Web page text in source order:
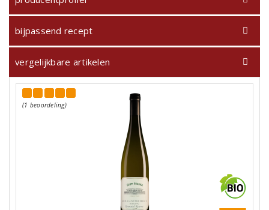
bijpassend recept
vergelijkbare artikelen
(1 beoordeling)